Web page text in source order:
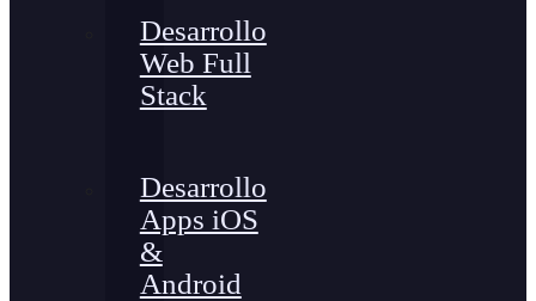
Desarrollo
Web Full
Stack
Desarrollo
Apps iOS
&
Android